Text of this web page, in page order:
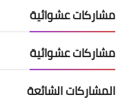
مشاركات عشوائية
مشاركات عشوائية
المشاركات الشائعة